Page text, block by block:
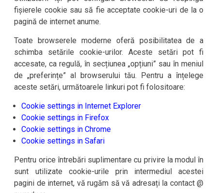
fișierele cookie sau să fie acceptate cookie-uri de la o
pagină de internet anume.
Toate browserele moderne oferă posibilitatea de a
schimba setările cookie-urilor. Aceste setări pot fi
accesate, ca regulă, în secțiunea „opțiuni” sau în meniul
de „preferințe” al browserului tău. Pentru a înțelege
aceste setări, următoarele linkuri pot fi folositoare:
Cookie settings in Internet Explorer
Cookie settings in Firefox
Cookie settings in Chrome
Cookie settings in Safari
Pentru orice întrebări suplimentare cu privire la modul în
sunt utilizate cookie-urile prin intermediul acestei
pagini de internet, vă rugăm să vă adresați la contact @